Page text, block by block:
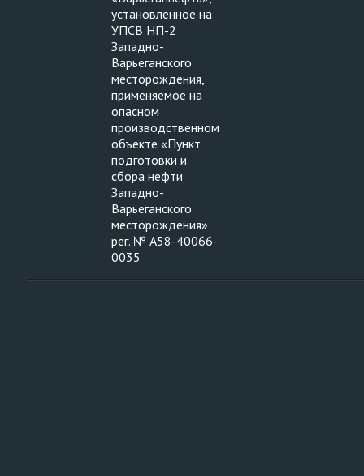
установленное на
УПСВ НП-2
Западно-
Варьеганского
месторождения,
применяемое на
опасном
производственном
объекте «Пункт
подготовки и
сбора нефти
Западно-
Варьеганского
месторождения»
рег. № А58-40066-
0035